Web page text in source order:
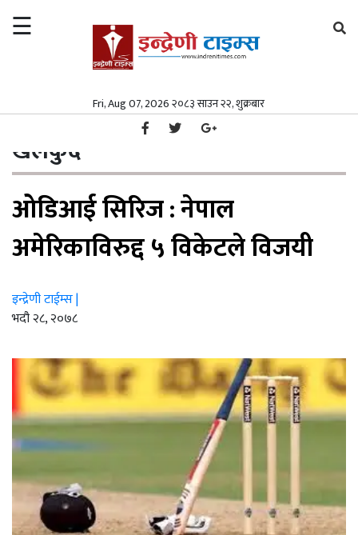
☰
Fri, Aug 07, 2026 २०८३ साउन २२, शुक्रबार
समाज
पत्रपत्रिका
मनोरञ्जन
स्वास्थ्य
वाणिज्य
शिक्षा
सम्पादकीय
संस्कार
प्रदेश
पत्रपत्रिका
मनोरञ्जन
विश्व
अर्थ/
वाणिज्य
शिक्षा
सम्पादकीय
संस्कृति/
संस्कार
प्रदेश
खेलकुद
गृहपृष्ठ/ खेलकुद
खेलकुद
ओडिआई सिरिज : नेपाल
अमेरिकाविरुद्द ५ विकेटले विजयी
इन्द्रेणी टाईम्स |
भदौ २८, २०७८